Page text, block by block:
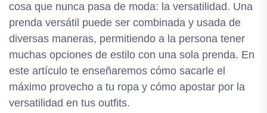
cosa que nunca pasa de moda: la versatilidad. Una
prenda versátil puede ser combinada y usada de
diversas maneras, permitiendo a la persona tener
muchas opciones de estilo con una sola prenda. En
este artículo te enseñaremos cómo sacarle el
máximo provecho a tu ropa y cómo apostar por la
versatilidad en tus outfits.